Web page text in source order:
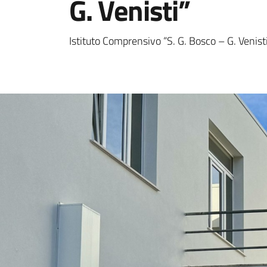
G. Venisti”
Istituto Comprensivo “S. G. Bosco – G.